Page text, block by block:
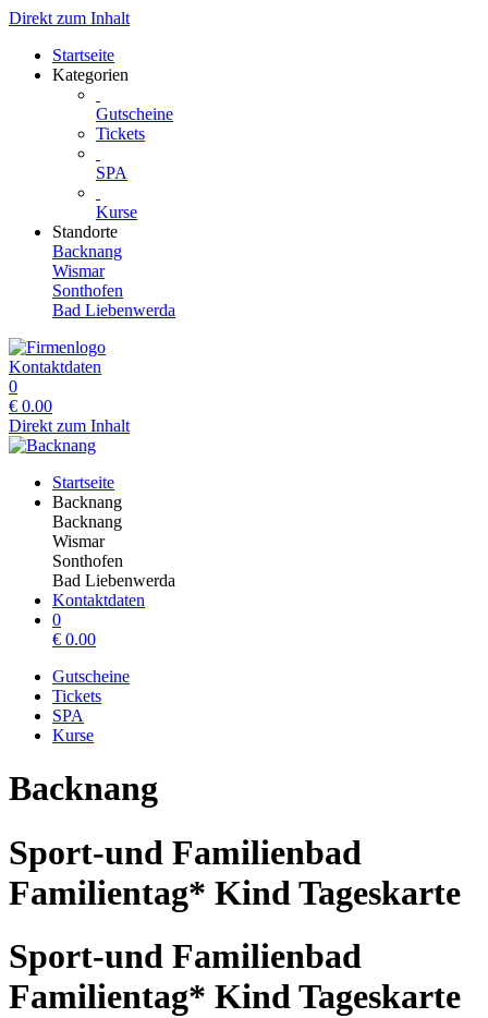
Direkt zum Inhalt
Startseite
Kategorien
Gutscheine
Tickets
SPA
Kurse
Standorte
Backnang
Wismar
Sonthofen
Bad Liebenwerda
Kontaktdaten
0
€ 0.00
Direkt zum Inhalt
Startseite
Backnang
Backnang
Wismar
Sonthofen
Bad Liebenwerda
Kontaktdaten
0
€ 0.00
Gutscheine
Tickets
SPA
Kurse
Backnang
Sport-und Familienbad
Familientag* Kind Tageskarte
Sport-und Familienbad
Familientag* Kind Tageskarte